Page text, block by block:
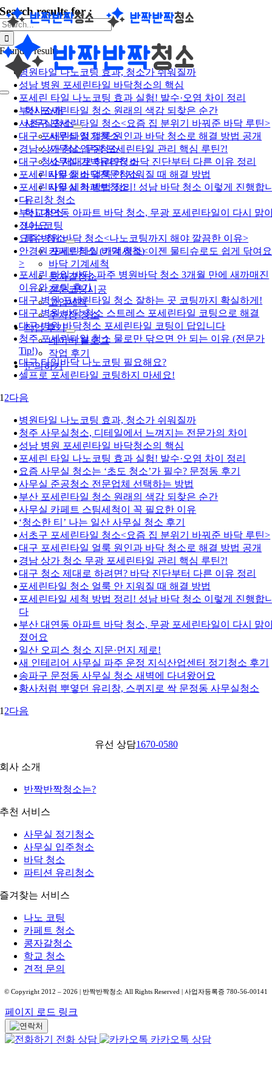
콘
텐
츠
로
건
너
Toggle
Navigation회사소개
사무실청소
사무실 정기청소
사무실 입주청소
사무실 가벽유리청소
사무실 바닥전문청소
사무실 카페트청소
유리창 청소
학교청소
나노코팅
특수 청소
카페트청소 (기계세척)
바닥 기계세척
콩자갈청소
전문코팅시공
고압세척
주차장 청소
작업 후기
네이버 블로그
작업 후기
문의하기
Search results for :
:
Found 0 results
병원타일 나노코팅 효과, 청소가 쉬워질까
성남 병원 포세린타일 바닥청소의 핵심
포세린 타일 나노코팅 효과 실험! 발수·오염 차이 정리
부산 포세린타일 청소 원래의 색감 되찾은 순간
서초구 포세린타일 청소<요즘 집 분위기 바꿔준 바닥 루틴>
대구 포세린타일 얼룩 원인과 바닥 청소로 해결 방법 공개
경남 상가 청소 무광 포세린타일 관리 핵심 루틴?!
대구 청소 제대로 하려면? 바닥 진단부터 다른 이유 정리
포세린타일 청소 얼룩 안 지워질 때 해결 방법
포세린타일 세척 방법 정리! 성남 바닥 청소 이렇게 진행합
다
부산 대연동 아파트 바닥 청소, 무광 포세린타일이 다시 맑
졌어요
요즘 병원 바닥 청소<나노코팅까지 해야 깔끔한 이유>
안경원 포세린타일 바닥 청소<이젠 물티슈로도 쉽게 닦여요
>
포세린 타일 바닥, 파주 병원바닥 청소 3개월 만에 새까매진
이유와 코팅 후기
대구 병원 포세린타일 청소 잘하는 곳 코팅까지 확실하게!
대구 병원 바닥 청소 스트레스 포세린타일 코팅으로 해결
대구 병원 바닥청소 포세린타일 코팅이 답입니다
청주 포세린타일 청소 물로만 닦으면 안 되는 이유 (전문가
Tip!)
대구 타일바닥 나노코팅 필요해요?
셀프로 포세린타일 코팅하지 마세요!
1 2다음
병원타일 나노코팅 효과, 청소가 쉬워질까
청주 사무실청소, 디테일에서 느껴지는 전문가의 차이
성남 병원 포세린타일 바닥청소의 핵심
포세린 타일 나노코팅 효과 실험! 발수·오염 차이 정리
요즘 사무실 청소는 ‘초도 청소’가 필수? 문정동 후기
사무실 준공청소 전문업체 선택하는 방법
부산 포세린타일 청소 원래의 색감 되찾은 순간
사무실 카페트 스팀세척이 꼭 필요한 이유
‘청소한 티’ 나는 일산 사무실 청소 후기
서초구 포세린타일 청소<요즘 집 분위기 바꿔준 바닥 루틴>
대구 포세린타일 얼룩 원인과 바닥 청소로 해결 방법 공개
경남 상가 청소 무광 포세린타일 관리 핵심 루틴?!
대구 청소 제대로 하려면? 바닥 진단부터 다른 이유 정리
포세린타일 청소 얼룩 안 지워질 때 해결 방법
포세린타일 세척 방법 정리! 성남 바닥 청소 이렇게 진행합
다
부산 대연동 아파트 바닥 청소, 무광 포세린타일이 다시 맑
졌어요
일산 오피스 청소 지문·먼지 제로!
새 인테리어 사무실 파주 운정 지식산업센터 정기청소 후기
송파구 문정동 사무실 청소 새벽에 다녀왔어요
황사처럼 뿌옇던 유리창, 스퀴지로 싹 문정동 사무실청소
1 2다음
유선 상담1670-0580
회사 소개
반짝반짝청소는?
추천 서비스
사무실 정기청소
사무실 입주청소
바닥 청소
파티션 유리청소
즐겨찾는 서비스
나노 코팅
카페트 청소
콩자갈청소
학교 청소
견적 문의
© Copyright 2012 – 2026 | 반짝반짝청소 All Rights Reserved | 사업자등록증 780-56-00141
페이지 로드 링크
전화 상담
카카오톡 상담